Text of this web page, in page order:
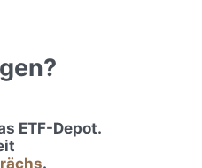
ETF-Depot.
.